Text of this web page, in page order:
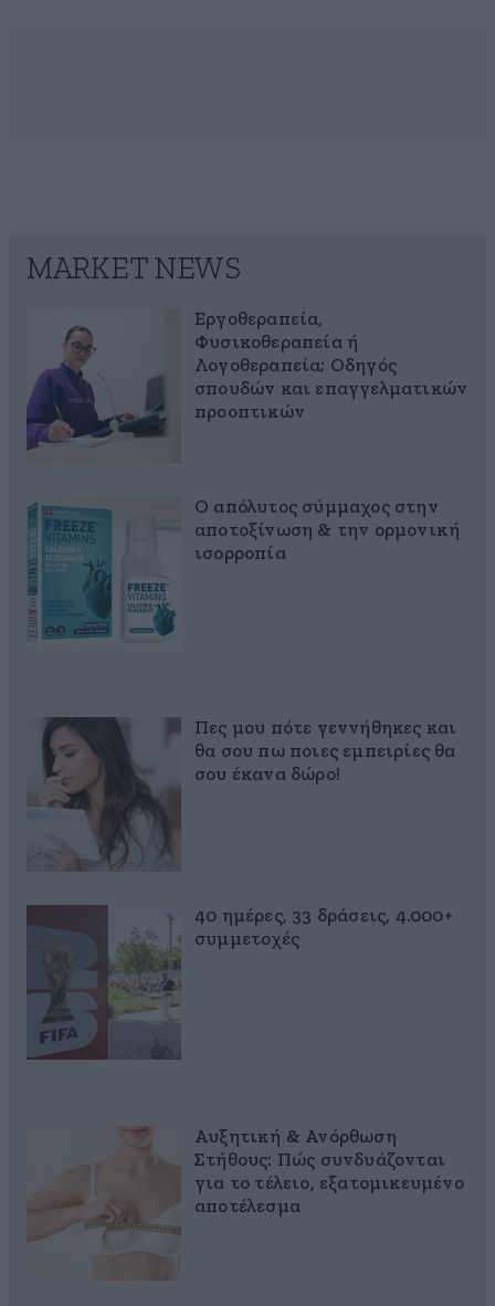
MARKET NEWS
Εργοθεραπεία,
Φυσικοθεραπεία ή
Λογοθεραπεία; Οδηγός
σπουδών και επαγγελματικών
προοπτικών
Ο απόλυτος σύμμαχος στην
αποτοξίνωση & την ορμονική
ισορροπία
Πες μου πότε γεννήθηκες και
θα σου πω ποιες εμπειρίες θα
σου έκανα δώρο!
40 ημέρες, 33 δράσεις, 4.000+
συμμετοχές
Αυξητική & Ανόρθωση
Στήθους: Πώς συνδυάζονται
για το τέλειο, εξατομικευμένο
αποτέλεσμα